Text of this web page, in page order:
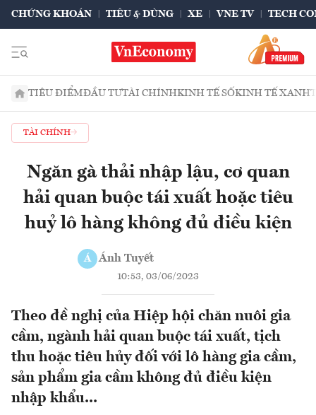
CHỨNG KHOÁN TIÊU & DÙNG XE VNE TV TECH
TIÊU ĐIỂMĐẦU TƯTÀI CHÍNHKINH TẾ SỐKINH TẾ XANH
TÀI CHÍNH
Ngăn gà thải nhập lậu, cơ quan
hải quan buộc tái xuất hoặc tiêu
huỷ lô hàng không đủ điều kiện
Á Ánh Tuyết
10:53, 03/06/2023
Theo đề nghị của Hiệp hội chăn nuôi gia
cầm, ngành hải quan buộc tái xuất, tịch
thu hoặc tiêu hủy đối với lô hàng gia cầm,
sản phẩm gia cầm không đủ điều kiện
nhập khẩu...